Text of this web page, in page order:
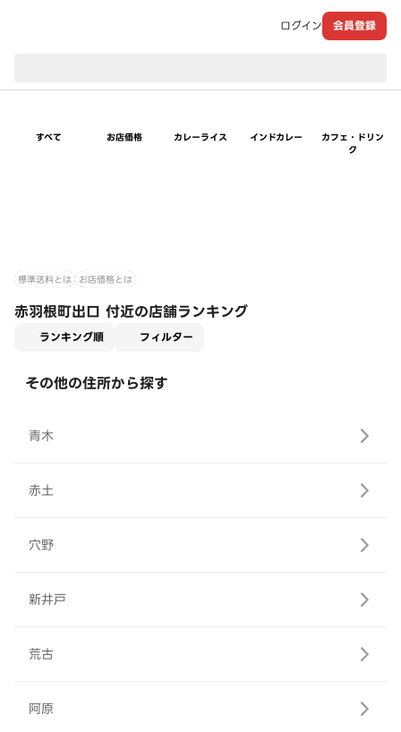
ログイン 会員登録
すべて お店価格 カレーライス インドカレー
カフェ・ドリン
ク
標準送料とは お店価格とは
赤羽根町出口 付近の店舗ランキング
ランキング順 フィルター
その他の住所から探す
青木
赤土
穴野
新井戸
荒古
阿原